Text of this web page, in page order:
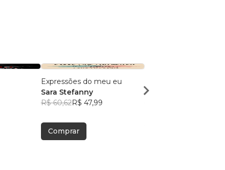
Expressões do meu eu
Sara Stefanny
R$ 60,62R$ 47,99
Comprar
Manuela da Silva